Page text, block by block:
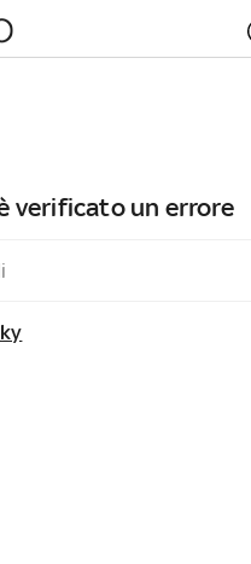
verificato un errore